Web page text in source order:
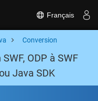
Français
Conversion
ODP à SWF
Java SDK